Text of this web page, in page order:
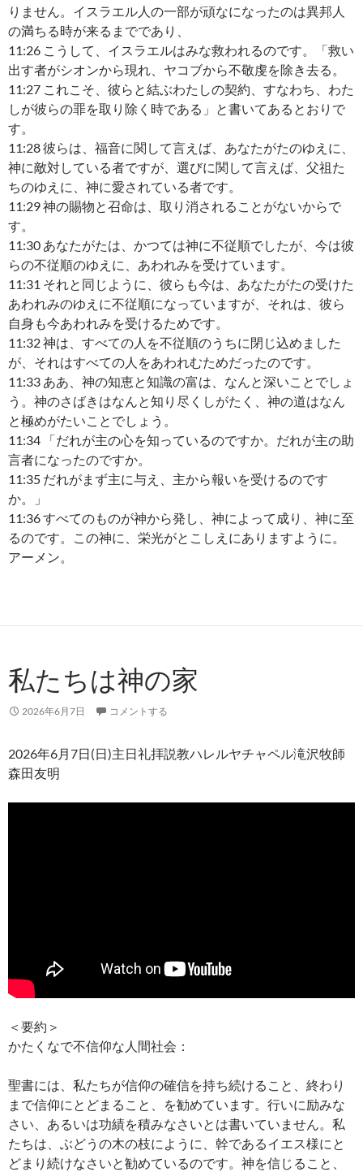
りません。イスラエル人の一部が頑なになったのは異邦人
の満ちる時が来るまでであり、
11:26 こうして、イスラエルはみな救われるのです。「救い
出す者がシオンから現れ、ヤコブから不敬虔を除き去る。
11:27 これこそ、彼らと結ぶわたしの契約、すなわち、わた
しが彼らの罪を取り除く時である」と書いてあるとおりで
す。
11:28 彼らは、福音に関して言えば、あなたがたのゆえに、
神に敵対している者ですが、選びに関して言えば、父祖た
ちのゆえに、神に愛されている者です。
11:29 神の賜物と召命は、取り消されることがないからで
す。
11:30 あなたがたは、かつては神に不従順でしたが、今は彼
らの不従順のゆえに、あわれみを受けています。
11:31 それと同じように、彼らも今は、あなたがたの受けた
あわれみのゆえに不従順になっていますが、それは、彼ら
自身も今あわれみを受けるためです。
11:32 神は、すべての人を不従順のうちに閉じ込めました
が、それはすべての人をあわれむためだったのです。
11:33 ああ、神の知恵と知識の富は、なんと深いことでしょ
う。神のさばきはなんと知り尽くしがたく、神の道はなん
と極めがたいことでしょう。
11:34 「だれが主の心を知っているのですか。だれが主の助
言者になったのですか。
11:35 だれがまず主に与え、主から報いを受けるのです
か。」
11:36 すべてのものが神から発し、神によって成り、神に至
るのです。この神に、栄光がとこしえにありますように。
アーメン。
私たちは神の家
2026年6月7日 コメントする
2026年6月7日(日)主日礼拝説教ハレルヤチャペル滝沢牧師
森田友明
＜要約＞
かたくなで不信仰な人間社会：
聖書には、私たちが信仰の確信を持ち続けること、終わり
まで信仰にとどまること、を勧めています。行いに励みな
さい、あるいは功績を積みなさいとは書いていません。私
たちは、ぶどうの木の枝にように、幹であるイエス様にと
どまり続けなさいと勧めているのです。神を信じること、